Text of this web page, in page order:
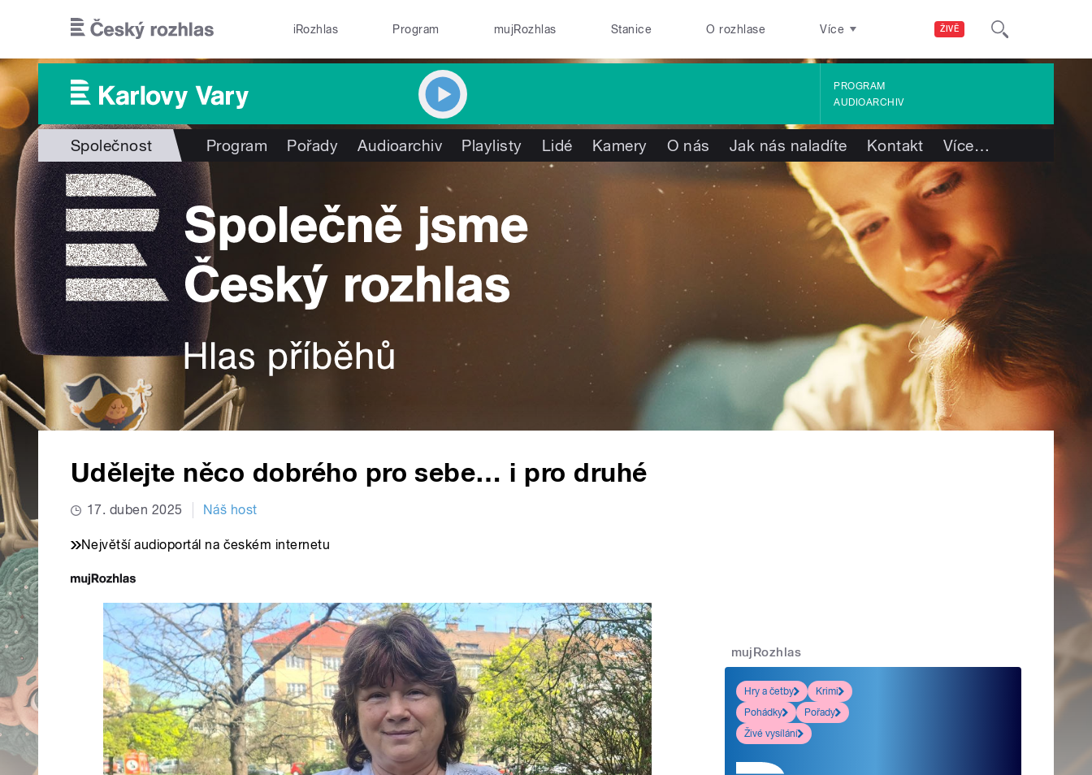
ŽIVĚ
iRozhlas Program mujRozhlas Stanice O rozhlase Více
PROGRAM
AUDIOARCHIV
Společnost Program Pořady Audioarchiv Playlisty Lidé Kamery O nás Jak nás naladíte Kontakt Více…
Udělejte něco dobrého pro sebe… i pro druhé
17. duben 2025 Náš host
Největší audioportál na českém internetu
mujRozhlas
Hry a četby
Krimi
Pohádky
Pořady
Živé vysílání